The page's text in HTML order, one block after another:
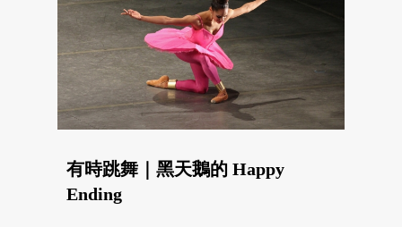
有時跳舞｜黑天鵝的 Happy
Ending